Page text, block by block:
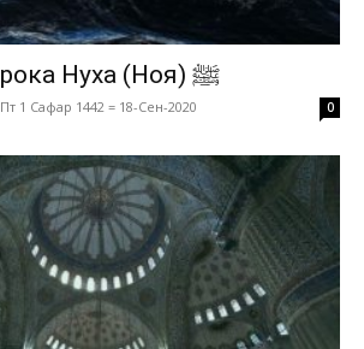
История пророка Нуха (Ноя) ﷺ
Пт 1 Сафар 1442 = 18-Сен-2020 0